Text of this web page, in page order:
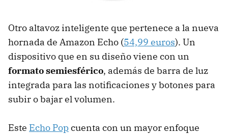
Otro altavoz inteligente que pertenece a la nueva
hornada de Amazon Echo (54,99 euros). Un
dispositivo que en su diseño viene con un
formato semiesférico, además de barra de luz
integrada para las notificaciones y botones para
subir o bajar el volumen.
Este Echo Popcuenta con un mayor enfoque